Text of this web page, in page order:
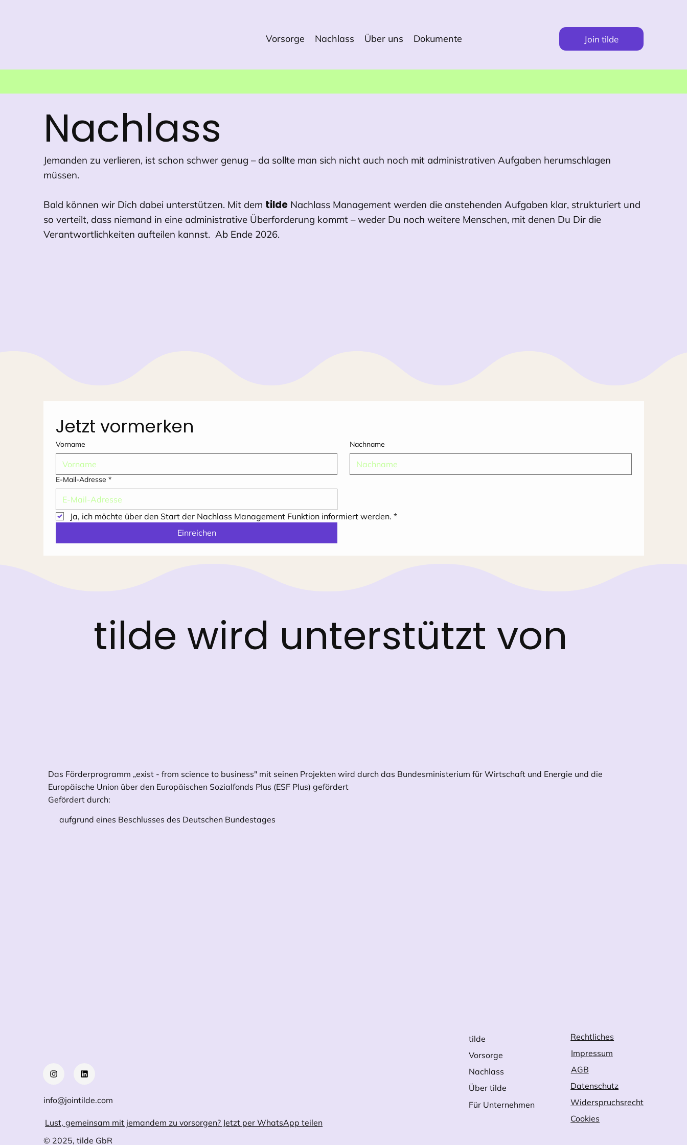
Vorsorge Nachlass Über uns Dokumente Join tilde
Nachlass
Jemanden zu verlieren, ist schon schwer genug – da sollte man sich nicht auch noch mit administrativen Aufgaben herumschlagen
müssen.
Bald können wir Dich dabei unterstützen. Mit dem tildeNachlass Management werden die anstehenden Aufgaben klar, strukturiert und
so verteilt, dass niemand in eine administrative Überforderung kommt – weder Du noch weitere Menschen, mit denen Du Dir die
Verantwortlichkeiten aufteilen kannst. Ab Ende 2026.
Jetzt vormerken
Vorname Nachname
E-Mail-Adresse *
Ja, ich möchte über den Start der Nachlass Management Funktion informiert werden. *
Einreichen
Das Förderprogramm „exist - from science to business" mit seinen Projekten wird durch das Bundesministerium für Wirtschaft und Energie und die
Europäische Union über den Europäischen Sozialfonds Plus (ESF Plus) gefördert
Gefördert durch:
aufgrund eines Beschlusses des Deutschen Bundestages
tilde wird unterstützt von
tilde
Vorsorge
Nachlass
Über tilde
Für Unternehmen
Rechtliches
Impressum
AGB
Datenschutz
Widerspruchsrecht
Cookies
info@jointilde.com
Lust, gemeinsam mit jemandem zu vorsorgen? Jetzt per WhatsApp teilen
© 2025, tilde GbR